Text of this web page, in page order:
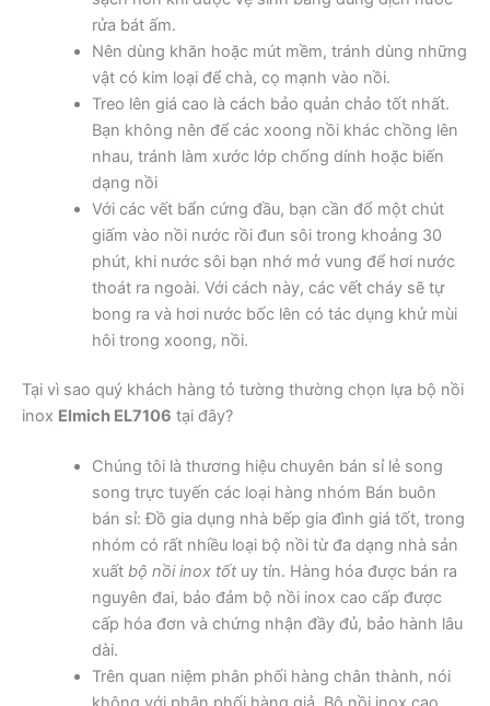
rửa bát ấm.
Nên dùng khăn hoặc mút mềm, tránh dùng những
vật có kim loại để chà, cọ mạnh vào nồi.
Treo lên giá cao là cách bảo quản chảo tốt nhất.
Bạn không nên để các xoong nồi khác chồng lên
nhau, tránh làm xước lớp chống dính hoặc biến
dạng nồi
Với các vết bẩn cứng đầu, bạn cần đổ một chút
giấm vào nồi nước rồi đun sôi trong khoảng 30
phút, khi nước sôi bạn nhớ mở vung để hơi nước
thoát ra ngoài. Với cách này, các vết cháy sẽ tự
bong ra và hơi nước bốc lên có tác dụng khử mùi
hôi trong xoong, nồi.
Tại vì sao quý khách hàng tỏ tường thường chọn lựa bộ nồi
inox Elmich EL7106 tại đây?
Chúng tôi là thương hiệu chuyên bán sỉ lẻ song
song trực tuyến các loại hàng nhóm Bán buôn
bán sỉ: Đồ gia dụng nhà bếp gia đình giá tốt, trong
nhóm có rất nhiều loại bộ nồi từ đa dạng nhà sản
xuất bộ nồi inox tốtuy tín. Hàng hóa được bán ra
nguyên đai, bảo đảm bộ nồi inox cao cấp được
cấp hóa đơn và chứng nhận đầy đủ, bảo hành lâu
dài.
Trên quan niệm phân phối hàng chân thành, nói